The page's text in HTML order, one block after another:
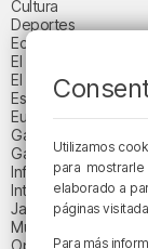
Cultura
Deportes
Economía
El paisaje de la
El paisaje del día
Espacio patrocinado
Euskadi
Gastronomía
Gaurko abestia
Informativos
Internacional
Jaialdi 2025
Música
Opinión
Utilizamos
para
elaborado a
páginas
Para más